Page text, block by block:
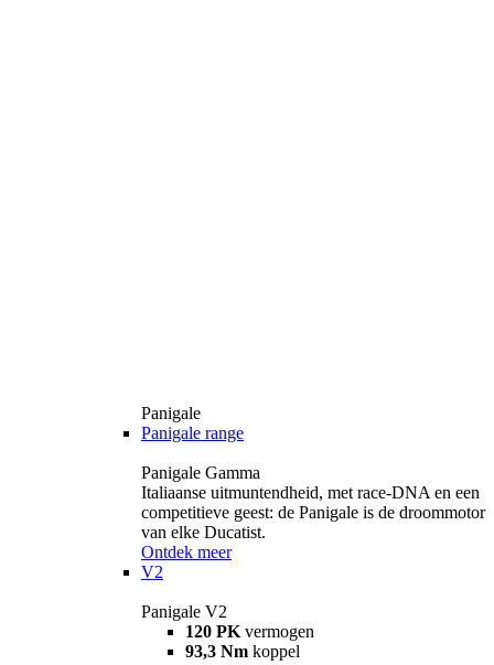
Panigale
Panigale range
Panigale Gamma
Italiaanse uitmuntendheid, met race-DNA en een
competitieve geest: de Panigale is de droommotor
van elke Ducatist.
Ontdek meer
V2
Panigale V2
120 PK vermogen
93,3 Nm koppel